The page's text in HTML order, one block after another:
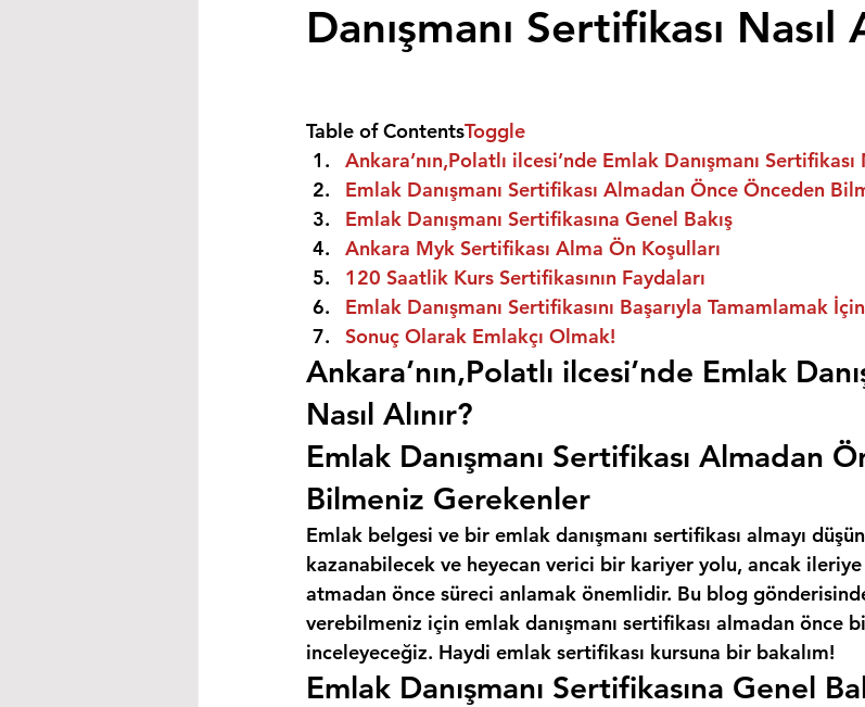
Danışmanı Sertifikası Nasıl
Table of ContentsToggle
Ankara’nın,Polatlı ilcesi’nde Emlak Danışmanı Sertifikası
Emlak Danışmanı Sertifikası Almadan Önce Önceden
Emlak Danışmanı Sertifikasına Genel Bakış
Ankara Myk Sertifikası Alma Ön Koşulları
120 Saatlik Kurs Sertifikasının Faydaları
Emlak Danışmanı Sertifikasını Başarıyla Tamamlamak
Sonuç Olarak Emlakçı Olmak!
Ankara’nın,Polatlı ilcesi’nde Emlak
Nasıl Alınır?
Emlak Danışmanı Sertifikası Almadan
Bilmeniz Gerekenler
Emlak belgesi ve bir emlak danışmanı sertifikası almayı
kazanabilecek ve heyecan verici bir kariyer yolu, ancak
atmadan önce süreci anlamak önemlidir. Bu blog
verebilmeniz için emlak danışmanı sertifikası almadan önce
inceleyeceğiz. Haydi emlak sertifikası kursuna bir bakalım!
Emlak Danışmanı Sertifikasına Genel